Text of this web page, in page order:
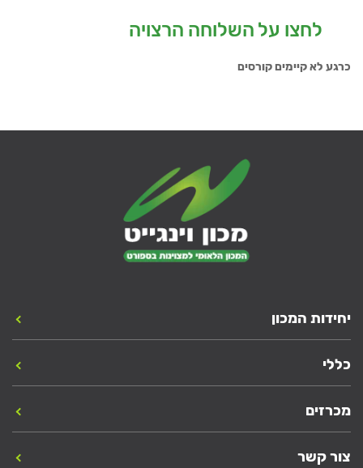
לחצו על השלוחה הרצויה
כרגע לא קיימים קורסים
יחידות המכון
כללי
מכרזים
צור קשר